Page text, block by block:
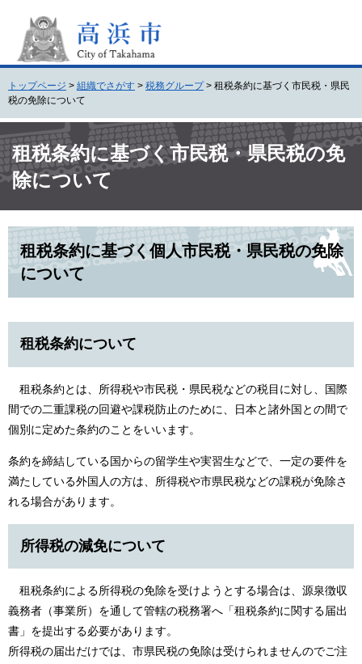
頭
。
飛
て
本
文
トップページ > 組織でさがす > 税務グループ > 租税条約に基づく市民税・県民
税の免除について
文租税条約に基づく市民税・県民税の免
除について
租税条約に基づく個人市民税・県民税の免除
について
租税条約について
租税条約とは、所得税や市民税・県民税などの税目に対し、国際
間での二重課税の回避や課税防止のために、日本と諸外国との間で
個別に定めた条約のことをいいます。
条約を締結している国からの留学生や実習生などで、一定の要件を
満たしている外国人の方は、所得税や市県民税などの課税が免除さ
れる場合があります。
所得税の減免について
租税条約による所得税の免除を受けようとする場合は、源泉徴収
義務者（事業所）を通して管轄の税務署へ「租税条約に関する届出
書」を提出する必要があります。
所得税の届出だけでは、市県民税の免除は受けられませんのでご注